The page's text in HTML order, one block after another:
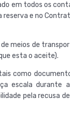
em todos os
e no
meios de
esta o aceite).
como
escala durante
pela recusa